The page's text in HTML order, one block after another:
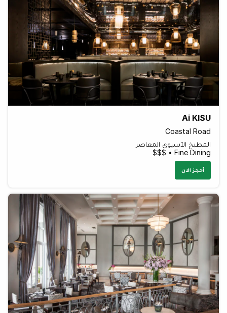
Ai KISU
Coastal Road
المطبخ الآسيوي المعاصر
Fine Dining • $$$
أحجز الان